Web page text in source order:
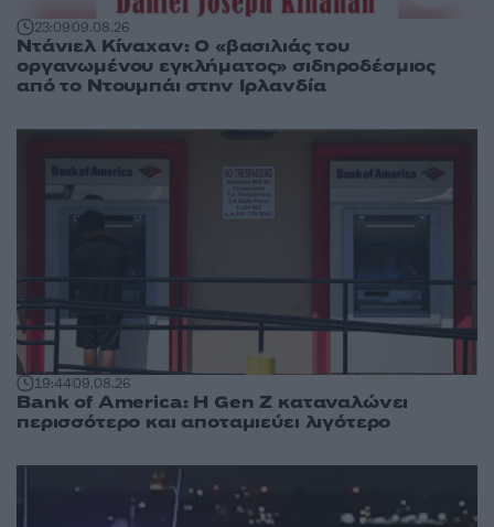
23:0909.08.26
Ντάνιελ Κίναχαν: Ο «βασιλιάς του
οργανωμένου εγκλήματος» σιδηροδέσμιος
από το Ντουμπάι στην Ιρλανδία
19:4409.08.26
Bank of America: Η Gen Z καταναλώνει
περισσότερο και αποταμιεύει λιγότερο